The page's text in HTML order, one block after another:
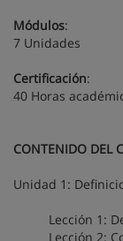
Módulos:
7 Unidades
Certificación:
40 Horas
CONTENIDO DEL
Unidad 1:
Lección 1:
Lección 2: